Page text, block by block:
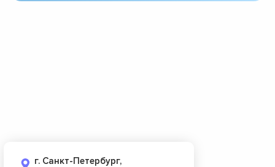
г. Санкт-Петербург,